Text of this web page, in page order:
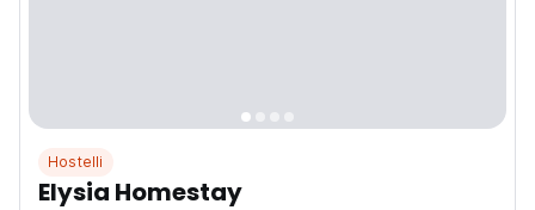
Hostelli
Elysia Homestay